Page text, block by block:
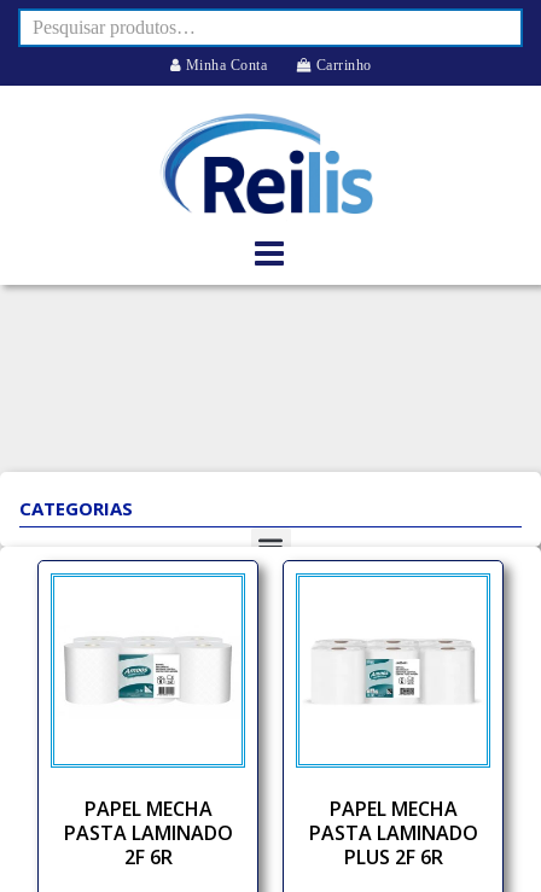
Minha Conta Carrinho
CATEGORIAS
PAPEL MECHA
PASTA LAMINADO
2F 6R
PAPEL MECHA
PASTA LAMINADO
PLUS 2F 6R